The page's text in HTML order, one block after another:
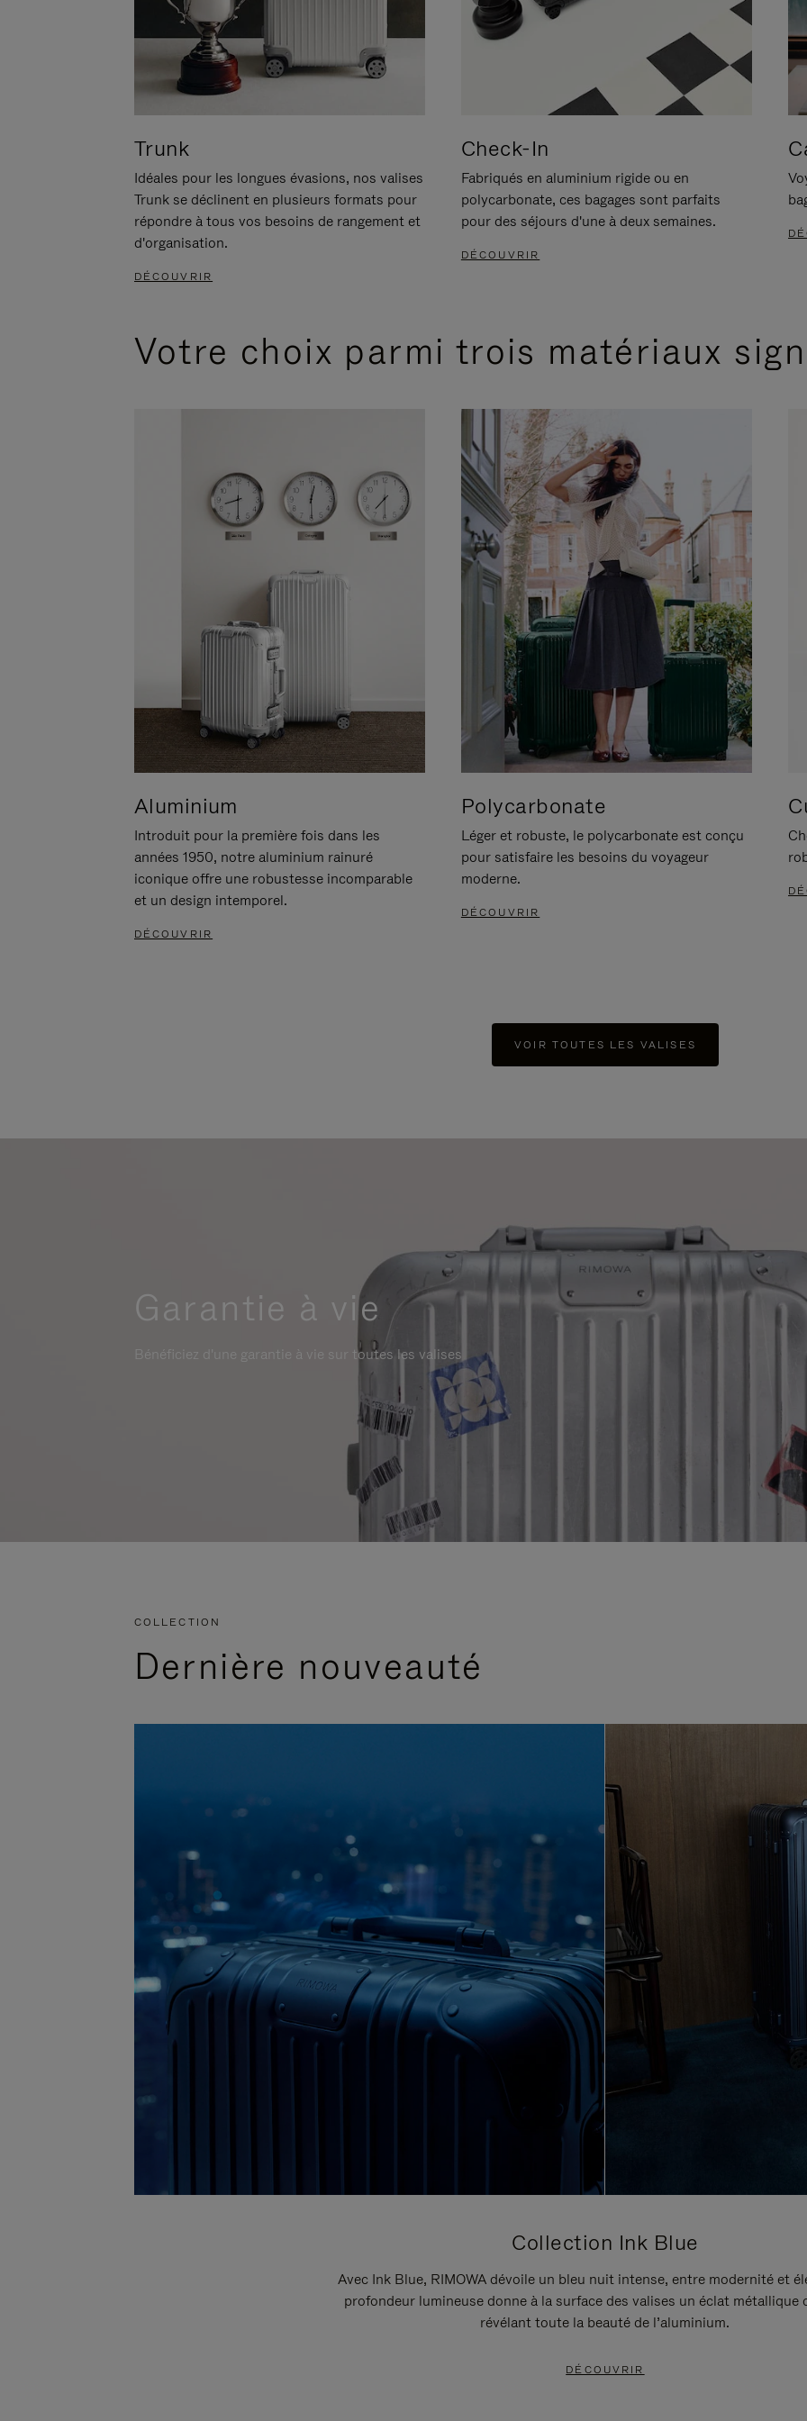
Trunk
Idéales pour les longues évasions, nos valises
Trunk se déclinent en plusieurs formats pour
répondre à tous vos besoins de rangement et
d'organisation.
DÉCOUVRIR
Check-In
Fabriqués en aluminium rigide ou en
polycarbonate, ces bagages sont parfaits
pour des séjours d'une à deux semaines.
DÉCOUVRIR
Votre choix parmi trois matériaux
Aluminium
Introduit pour la première fois dans les
années 1950, notre aluminium rainuré
iconique offre une robustesse incomparable
et un design intemporel.
DÉCOUVRIR
Polycarbonate
Léger et robuste, le polycarbonate est conçu
pour satisfaire les besoins du voyageur
moderne.
DÉCOUVRIR
VOIR TOUTES LES VALISES
Garantie à vie
Bénéficiez d'une garantie à vie sur toutes les valises
COLLECTION
Dernière nouveauté
Collection Ink Blue
Avec Ink Blue, RIMOWA dévoile un bleu nuit intense, entre modernité et
profondeur lumineuse donne à la surface des valises un éclat métallique
révélant toute la beauté de l’aluminium.
DÉCOUVRIR